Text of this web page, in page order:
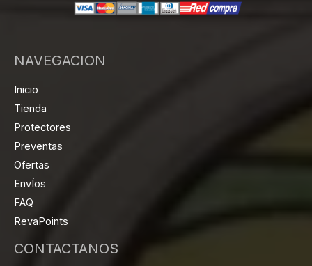
NAVEGACION
Inicio
Tienda
Protectores
Preventas
Ofertas
EnvÍos
FAQ
RevaPoints
CONTACTANOS